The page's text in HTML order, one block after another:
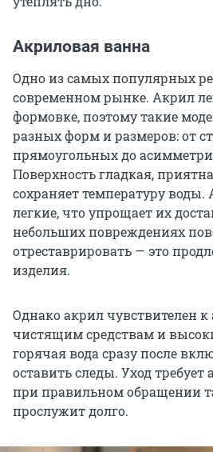
Акриловая ванна
Одно из самых популярных
современном рынке. Акрил
формовке, поэтому такие
разных форм и размеров: от
прямоугольных до
Поверхность гладкая,
сохраняет температуру
легкие, что упрощает их
небольших повреждениях
отреставрировать — это
изделия.
Однако акрил чувствителен
чистящим средствам и
горячая вода сразу после
оставить следы. Уход требует
при правильном обращении
прослужит долго.